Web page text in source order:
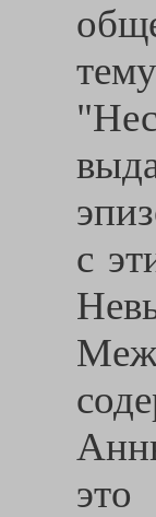
с
это